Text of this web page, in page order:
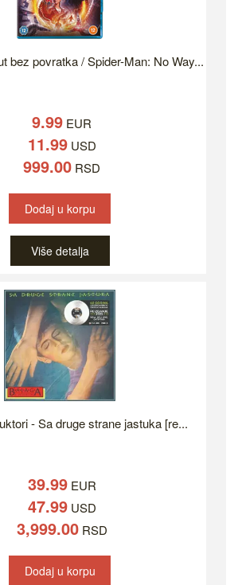
bez povratka / Spider-Man: No Way...
9.99 EUR
11.99USD
999.00 RSD
Dodaj u korpu
Više detalja
- Sa druge strane jastuka [re...
39.99EUR
47.99USD
3,999.00RSD
Dodaj u korpu